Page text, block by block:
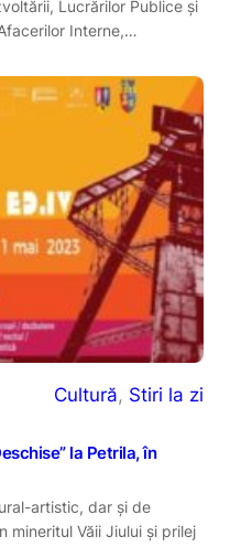
Lucrărilor Publice și
Interne,…
Cultură, Stiri la zi
la Petrila, în
artistic, dar și de
mineritul Văii Jiului și prilej